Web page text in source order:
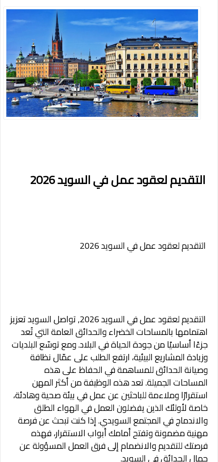
التقديم لعقود عمل في السويد 2026
التقديم لعقود عمل في السويد 2026
التقديم لعقود عمل في السويد 2026, تواصل السويد تعزيز
اهتمامها بالمساحات الخضراء والحدائق العامة التي تُعد
جزءًا أساسيًا من جودة الحياة في البلاد. ومع توسّع البلديات
وزيادة المشاريع البيئية، ارتفع الطلب على عمّال نظافة
وصيانة الحدائق للمساهمة في الحفاظ على هذه
المساحات الجميلة. تعد هذه الوظيفة من أكثر المهن
استقرارًا وملاءمة للباحثين عن عمل في بيئة صحية وهادئة،
خاصة لأولئك الذين يفضلون العمل في الهواء الطلق
والاندماج في المجتمع السويدي. إذا كنت تبحث عن فرصة
مهنية مضمونة وتفتح أمامك أبواب الاستقرار، فهذه
فرصتك للتقديم والانضمام إلى فرق العمل المسؤولة عن
جمال الحدائق في السويد.